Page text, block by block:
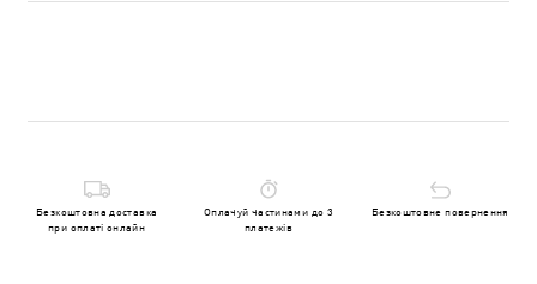
Безкоштовна доставка
при оплаті онлайн
Оплачуй частинами до 3
платежів
Безкоштовне повернення